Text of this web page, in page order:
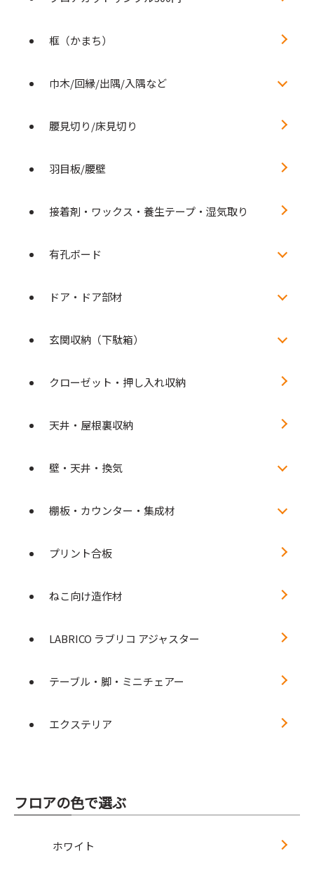
框（かまち）
巾木/回縁/出隅/入隅など
腰見切り/床見切り
羽目板/腰壁
接着剤・ワックス・養生テープ・湿気取り
有孔ボード
ドア・ドア部材
玄関収納（下駄箱）
クローゼット・押し入れ収納
天井・屋根裏収納
壁・天井・換気
棚板・カウンター・集成材
プリント合板
ねこ向け造作材
LABRICO ラブリコ アジャスター
テーブル・脚・ミニチェアー
エクステリア
フロアの色で選ぶ
ホワイト